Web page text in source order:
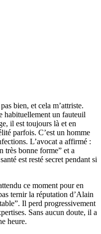
bien, et cela m’attriste.
habituellement un fauteuil
il est toujours là et en
parfois. C’est un homme
L’avocat a affirmé :
très bonne forme” et a
est resté secret pendant si
ce moment pour en
ternir la réputation d’Alain
Il perd progressivement
Sans aucun doute, il a
heure.